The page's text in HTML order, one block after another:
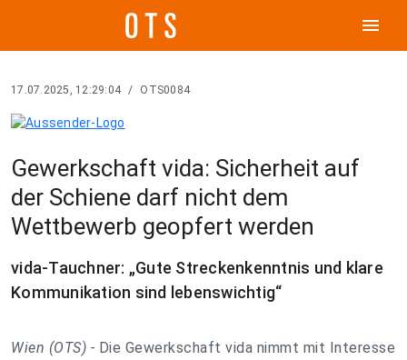
menu
17.07.2025, 12:29:04 / OTS0084
Gewerkschaft vida: Sicherheit auf
der Schiene darf nicht dem
Wettbewerb geopfert werden
vida-Tauchner: „Gute Streckenkenntnis und klare
Kommunikation sind lebenswichtig“
Wien (OTS) - Die Gewerkschaft vida nimmt mit Interesse